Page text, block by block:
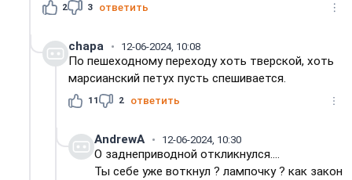
2 3 ответить
chapa 12-06-2024, 10:08
По пешеходному переходу хоть тверской, хоть
марсианский петух пусть спешивается.
11 2 ответить
AndrewA 12-06-2024, 10:30
О заднеприводной откликнулся....
Ты себе уже воткнул ? лампочку ? как закон